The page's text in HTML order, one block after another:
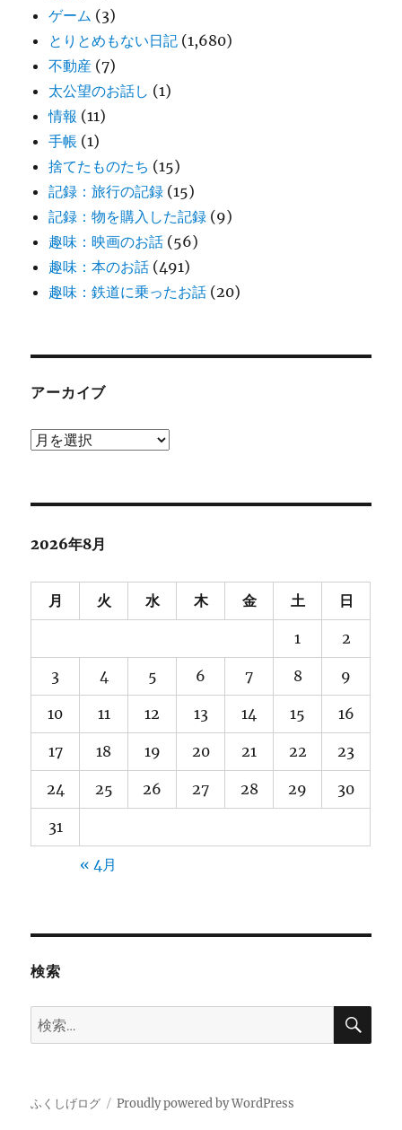
ゲーム (3)
とりとめもない日記 (1,680)
不動産 (7)
太公望のお話し (1)
情報 (11)
手帳 (1)
捨てたものたち (15)
記録：旅行の記録 (15)
記録：物を購入した記録 (9)
趣味：映画のお話 (56)
趣味：本のお話 (491)
趣味：鉄道に乗ったお話 (20)
アーカイブ
ア
ブ
2026年8月
月 火 水 木 金 土 日
1 2
3 4 5 6 7 8 9
10 11 12 13 14 15 16
17 18 19 20 21 22 23
24 25 26 27 28 29 30
31
« 4月
検索
検
索:
検
ふくしげログ Proudly powered by WordPress